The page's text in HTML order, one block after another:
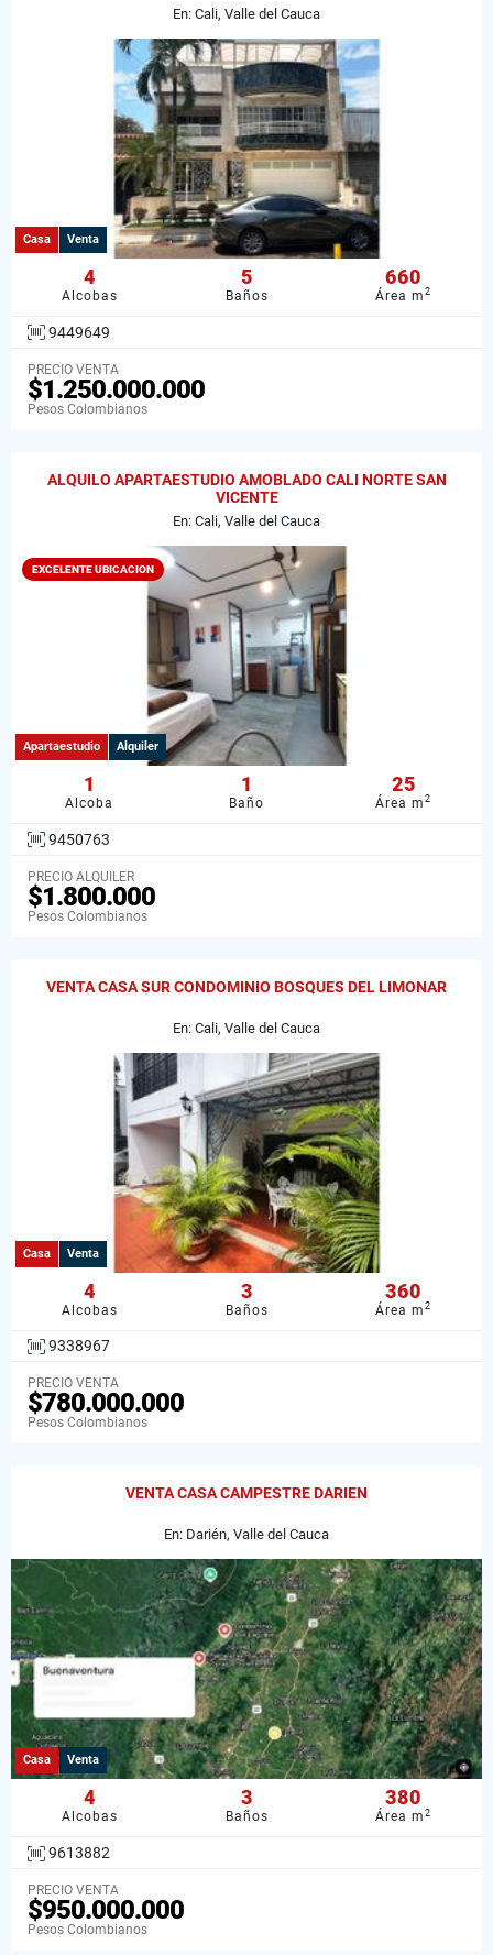
En: Cali, Valle del Cauca
Casa Venta
4
Alcobas
5
Baños
660
Área m2
9449649
PRECIO VENTA
$1.250.000.000
Pesos Colombianos
ALQUILO APARTAESTUDIO AMOBLADO CALI NORTE SAN
VICENTE
En: Cali, Valle del Cauca
EXCELENTE UBICACION
Apartaestudio Alquiler
1
Alcoba
1
Baño
25
Área m2
9450763
PRECIO ALQUILER
$1.800.000
Pesos Colombianos
VENTA CASA SUR CONDOMINIO BOSQUES DEL LIMONAR
En: Cali, Valle del Cauca
Casa Venta
4
Alcobas
3
Baños
360
Área m2
9338967
PRECIO VENTA
$780.000.000
Pesos Colombianos
VENTA CASA CAMPESTRE DARIEN
En: Darién, Valle del Cauca
Casa Venta
4
Alcobas
3
Baños
380
Área m2
9613882
PRECIO VENTA
$950.000.000
Pesos Colombianos